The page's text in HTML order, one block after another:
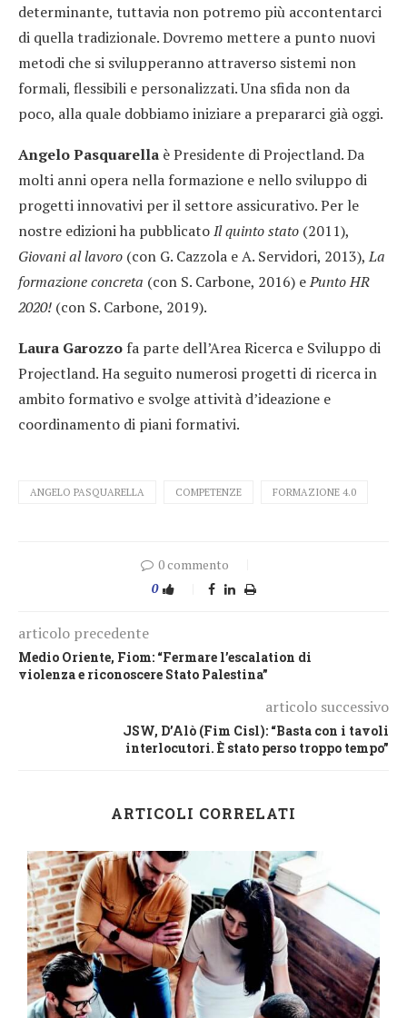
determinante, tuttavia non potremo più accontentarci
di quella tradizionale. Dovremo mettere a punto nuovi
metodi che si svilupperanno attraverso sistemi non
formali, flessibili e personalizzati. Una sfida non da
poco, alla quale dobbiamo iniziare a prepararci già oggi.
Angelo Pasquarella è Presidente di Projectland. Da
molti anni opera nella formazione e nello sviluppo di
progetti innovativi per il settore assicurativo. Per le
nostre edizioni ha pubblicatoIl quinto stato (2011),
Giovani al lavoro (con G. Cazzola e A. Servidori, 2013),La
formazione concreta (con S. Carbone, 2016) ePunto HR
2020! (con S. Carbone, 2019).
Laura Garozzo fa parte dell’Area Ricerca e Sviluppo di
Projectland. Ha seguito numerosi progetti di ricerca in
ambito formativo e svolge attività d’ideazione e
coordinamento di piani formativi.
ANGELO PASQUARELLA COMPETENZE FORMAZIONE 4.0
0 commento
0
articolo precedente
Medio Oriente, Fiom: “Fermare l’escalation di
violenza e riconoscere Stato Palestina”
articolo successivo
JSW, D’Alò (Fim Cisl): “Basta con i tavoli
interlocutori. È stato perso troppo tempo”
ARTICOLI CORRELATI